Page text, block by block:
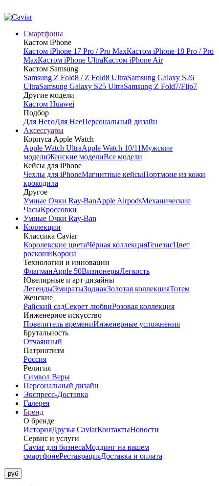
Смартфоны
Кастом iPhone
Кастом iPhone 17 Pro / Pro MaxКастом iPhone 18 Pro / Pro
MaxКастом iPhone UltraКастом iPhone Air
Кастом Samsung
Samsung Z Fold8 / Z Fold8 UltraSamsung Galaxy S26
UltraSamsung Galaxy S25 UltraSamsung Z Fold7/Flip7
Другие модели
Кастом Huawei
Подбор
Для НегоДля НееПерсональный дизайн
Аксессуары
Корпуса Apple Watch
Apple Watch UltraApple Watch 10/11Мужские
моделиЖенские моделиВсе модели
Кейсы для iPhone
Чехлы для iPhoneМагнитные кейсыПортмоне из кожи
крокодила
Другое
Умные Очки Ray-BanApple AirpodsМеханические
ЧасыКроссовки
Умные Очки Ray-Ban
Коллекции
Классика Caviar
Королевские цветаЧёрная коллекцияГенезисЦвет
роскошиКорона
Технологии и инновации
ФлагманApple 50ВизионерыЛегкость
Ювелирные и арт-дизайны
ЛегендыЭмиратыЗодиакЗолотая коллекцияТотем
Женские
Райский садСекрет любвиРозовая коллекция
Инженерное искусство
Повелитель времениИнженерные усложнения
Брутальность
Отчаянный
Патриотизм
Россия
Религия
Символ Веры
Персональный дизайн
Экспресс-Доставка
Галерея
Бренд
О бренде
ИсторияДрузья CaviarКонтактыНовости
Сервис и услуги
Caviar для бизнесаМоддинг на вашем
смартфонеРеставрацияДоставка и оплата
руб